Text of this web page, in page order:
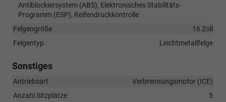
Antiblockiersystem (ABS), Elektronisches Stabilitäts-
Programm (ESP), Reifendruckkontrolle
Felgengröße
16 Zoll
Felgentyp
Leichtmetallfelge
Sonstiges
Antriebsart
Verbrennungsmotor (ICE)
Anzahl Sitzplätze
5